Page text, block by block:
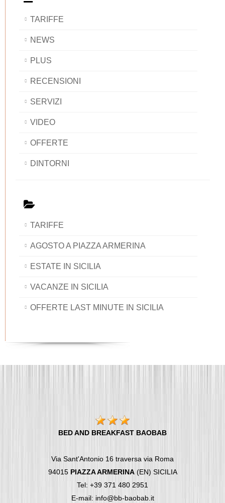
TARIFFE
NEWS
PLUS
RECENSIONI
SERVIZI
VIDEO
OFFERTE
DINTORNI
TARIFFE
AGOSTO A PIAZZA ARMERINA
ESTATE IN SICILIA
VACANZE IN SICILIA
OFFERTE LAST MINUTE IN SICILIA
BED AND BREAKFAST BAOBAB
Via Sant'Antonio 16 traversa via Roma
94015 PIAZZA ARMERINA(EN) SICILIA
Tel: +39 371 480 2951
E-mail: info@bb-baobab.it